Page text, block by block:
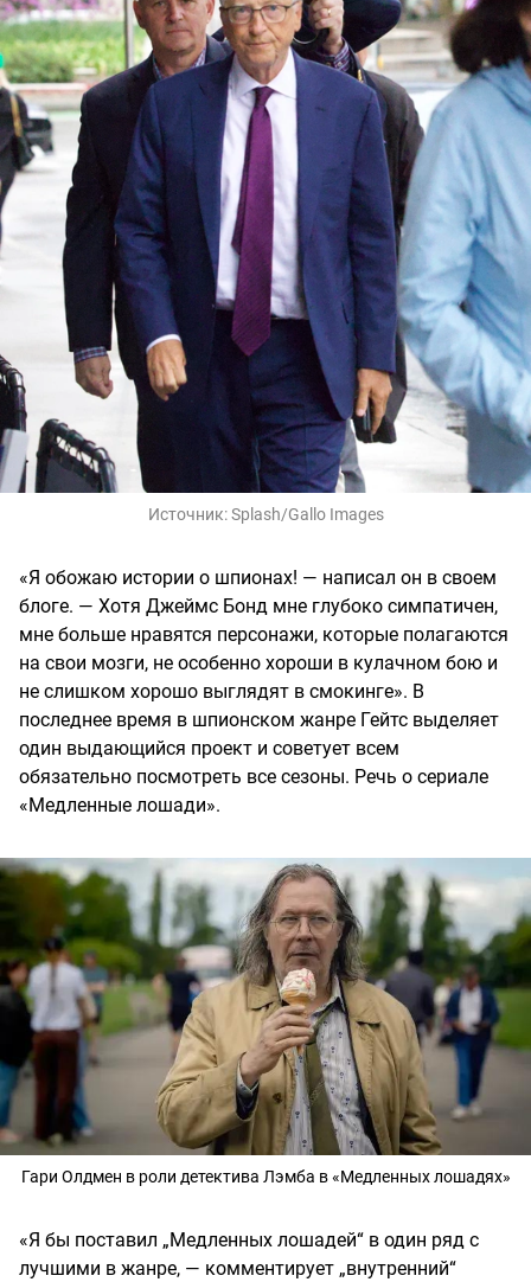
Источник:Splash/Gallo Images
«Я обожаю истории о шпионах! — написал он в своем
блоге. — Хотя Джеймс Бонд мне глубоко симпатичен,
мне больше нравятся персонажи, которые полагаются
на свои мозги, не особенно хороши в кулачном бою и
не слишком хорошо выглядят в смокинге». В
последнее время в шпионском жанре Гейтс выделяет
один выдающийся проект и советует всем
обязательно посмотреть все сезоны. Речь о сериале
«Медленные лошади».
Гари Олдмен в роли детектива Лэмба в «Медленных лошадях»
«Я бы поставил „Медленных лошадей“ в один ряд с
лучшими в жанре, — комментирует „внутренний“